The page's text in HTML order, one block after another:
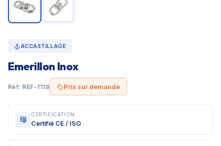
ACCASTILLAGE
Emerillon Inox
Réf: REF-1118 Prix sur demande
CERTIFICATION
Certifié CE / ISO